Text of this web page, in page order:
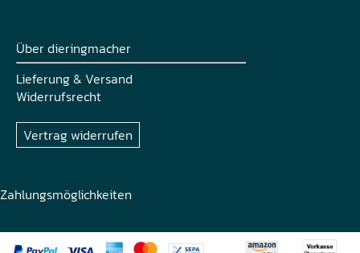
Über dieringmacher
Lieferung & Versand
Widerrufsrecht
Vertrag widerrufen
Zahlungsmöglichkeiten